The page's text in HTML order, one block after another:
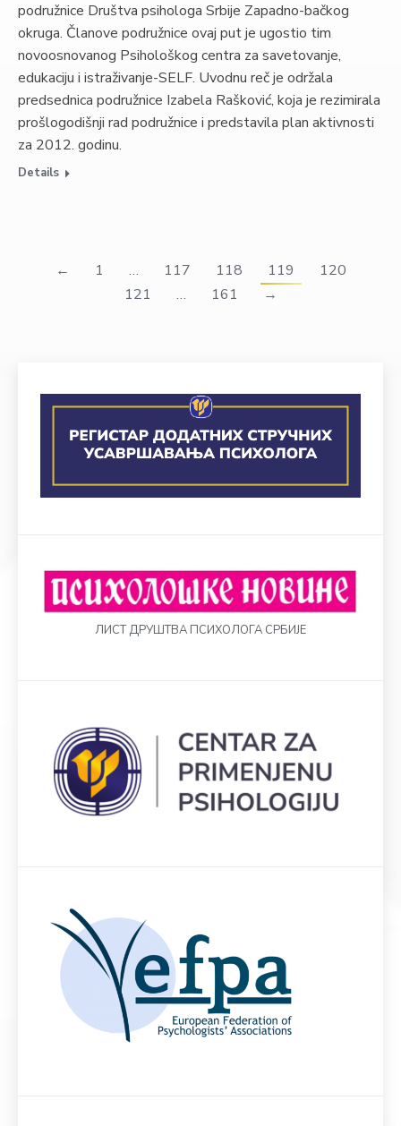
podružnice Društva psihologa Srbije Zapadno-bačkog
okruga. Članove podružnice ovaj put je ugostio tim
novoosnovanog Psihološkog centra za savetovanje,
edukaciju i istraživanje-SELF. Uvodnu reč je održala
predsednica podružnice Izabela Rašković, koja je rezimirala
prošlogodišnji rad podružnice i predstavila plan aktivnosti
za 2012. godinu.
Details
← 1 … 117 118 119
120
121
… 161 →
ЛИСТ ДРУШТВА ПСИХОЛОГА СРБИЈЕ